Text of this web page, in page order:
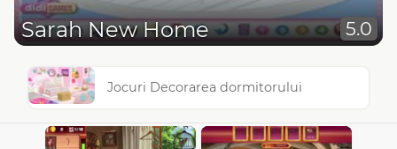
Sarah New Home 5.0
Jocuri Decorarea dormitorului